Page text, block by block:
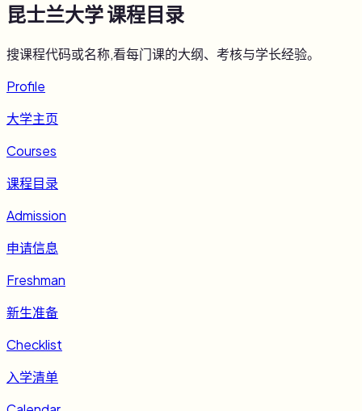
昆士兰大学课程目录
搜课程代码或名称,看每门课的大纲、考核与学长经验。
Profile
大学主页
Courses
课程目录
Admission
申请信息
Freshman
新生准备
Checklist
入学清单